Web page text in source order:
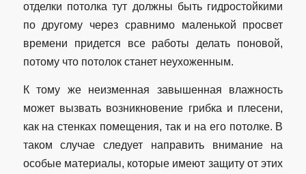
отделки потолка тут должны быть гидростойкими
по другому через сравнимо маленькой просвет
времени придется все работы делать поновой,
потому что потолок станет неухоженным.
К тому же неизменная завышенная влажность
может вызвать возникновение грибка и плесени,
как на стенках помещения, так и на его потолке. В
таком случае следует направить внимание на
особые материалы, которые имеют защиту от этих